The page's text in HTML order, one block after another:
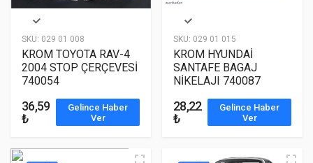
SKU: 029 01 008
KROM TOYOTA RAV-4
2004 STOP ÇERÇEVESİ
740054
36,59
₺
Gelince Haber
Ver
SKU: 029 01 015
KROM HYUNDAİ
SANTAFE BAGAJ
NİKELAJI 740087
28,22
₺
Gelince Haber
Ver